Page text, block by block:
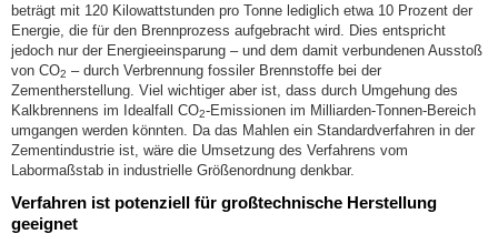
beträgt mit 120 Kilowattstunden pro Tonne lediglich etwa 10 Prozent der
Energie, die für den Brennprozess aufgebracht wird. Dies entspricht
jedoch nur der Energieeinsparung – und dem damit verbundenen Ausstoß
von CO2 – durch Verbrennung fossiler Brennstoffe bei der
Zementherstellung. Viel wichtiger aber ist, dass durch Umgehung des
Kalkbrennens im Idealfall CO2-Emissionen im Milliarden-Tonnen-Bereich
umgangen werden könnten. Da das Mahlen ein Standardverfahren in der
Zementindustrie ist, wäre die Umsetzung des Verfahrens vom
Labormaßstab in industrielle Größenordnung denkbar.
Verfahren ist potenziell für großtechnische Herstellung
geeignet